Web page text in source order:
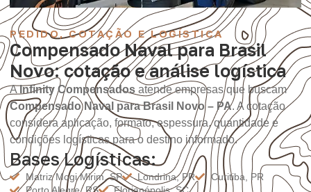
PEDIDO, COTAÇÃO E LOGÍSTICA
Compensado Naval para Brasil
Novo: cotação e análise logística
AInfinity Compensados atende empresas que buscam
Compensado Naval para Brasil Novo – PA. A cotação
considera aplicação, formato, espessura, quantidade e
condições logísticas para o destino informado.
Bases Logísticas:
Matriz Mogi Mirim, SP Londrina, PR
Curitiba, PR
Porto Alegre, RS
Florianópolis, SC